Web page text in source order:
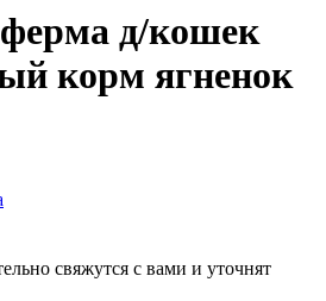
д/кошек
корм ягненок
свяжутся с вами и уточнят